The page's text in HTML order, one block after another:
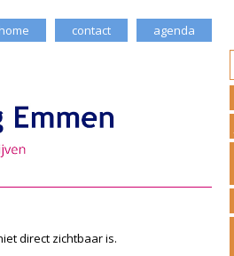
home contact agenda
direct zichtbaar is.